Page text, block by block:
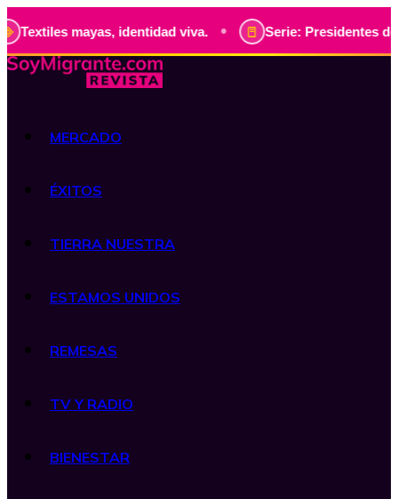
mayas, identidad viva. • Serie: Presidentes de
MERCADO
ÉXITOS
TIERRA NUESTRA
ESTAMOS UNIDOS
REMESAS
TV Y RADIO
BIENESTAR